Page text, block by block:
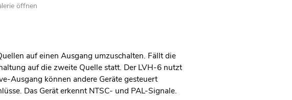
öffnen
auf einen Ausgang umzuschalten. Fällt die
auf die zweite Quelle statt. Der LVH-6 nutzt
Ausgang können andere Geräte gesteuert
Das Gerät erkennt NTSC- und PAL-Signale.